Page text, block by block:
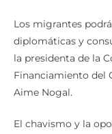
Los migrantes
diplomáticas y
la presidenta de la
Financiamiento del
Aime Nogal.
El chavismo y la